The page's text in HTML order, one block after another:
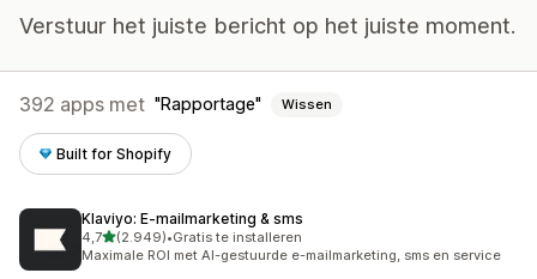
Verstuur het juiste bericht op het juiste moment.
392 apps met Rapportage Wissen
Built for Shopify
Klaviyo: E‑mailmarketing & sms
4,7van 5 sterren
(2.949)
2949 recensies in totaal
•Gratis te installeren
Maximale ROI met AI-gestuurde e-mailmarketing, sms en service